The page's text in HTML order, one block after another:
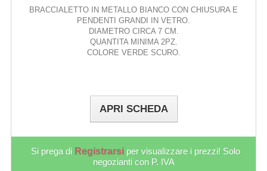
BRACCIALETTO IN METALLO BIANCO CON CHIUSURA E
PENDENTI GRANDI IN VETRO.
DIAMETRO CIRCA 7 CM.
QUANTITA MINIMA 2PZ.
COLORE VERDE SCURO.
APRI SCHEDA
Si prega di Registrarsi per visualizzare i prezzi! Solo
negozianti con P. IVA